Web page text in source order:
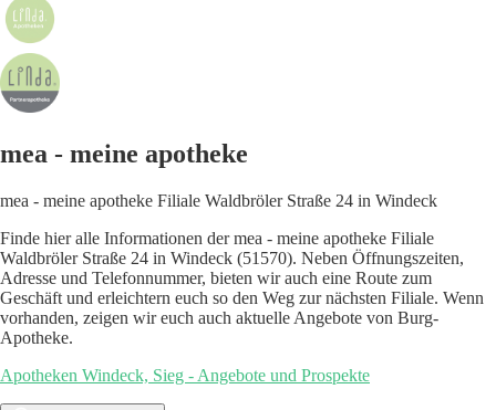
mea - meine apotheke
mea - meine apotheke Filiale Waldbröler Straße 24 in Windeck
Finde hier alle Informationen der mea - meine apotheke Filiale
Waldbröler Straße 24 in Windeck (51570). Neben Öffnungszeiten,
Adresse und Telefonnummer, bieten wir auch eine Route zum
Geschäft und erleichtern euch so den Weg zur nächsten Filiale. Wenn
vorhanden, zeigen wir euch auch aktuelle Angebote von Burg-
Apotheke.
Apotheken Windeck, Sieg - Angebote und Prospekte